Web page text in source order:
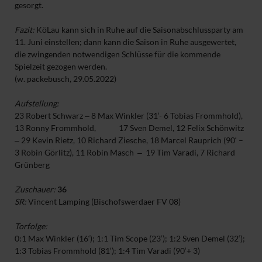
gesorgt.
Fazit:KöLau kann sich in Ruhe auf die Saisonabschlussparty am
11. Juni einstellen; dann kann die Saison in Ruhe ausgewertet,
die zwingenden notwendigen Schlüsse für die kommende
Spielzeit gezogen werden.
(w. packebusch, 29.05.2022)
Aufstellung:
23 Robert Schwarz ‒ 8 Max Winkler (31‘- 6 Tobias Frommhold),
13 Ronny Frommhold, 17 Sven Demel, 12 Felix Schönwitz
‒ 29 Kevin Rietz, 10 Richard Ziesche, 18 Marcel Rauprich (90‘ –
3 Robin Görlitz), 11 Robin Masch ‒ 19 Tim Varadi, 7 Richard
Grünberg
Zuschauer: 36
SR:Vincent Lamping (Bischofswerdaer FV 08)
Torfolge:
0:1 Max Winkler (16‘); 1:1 Tim Scope (23‘); 1:2 Sven Demel (32‘);
1:3 Tobias Frommhold (81‘); 1:4 Tim Varadi (90‘+ 3)